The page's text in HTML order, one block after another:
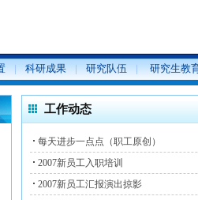
科研成果 研究队伍 研究生教
工作动态
每天进步一点点（职工原创）
2007新员工入职培训
2007新员工汇报演出掠影